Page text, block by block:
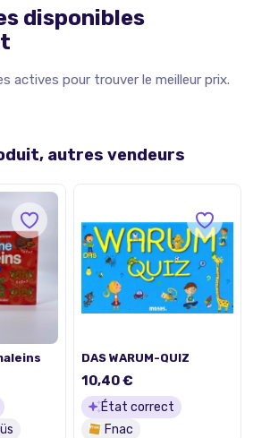
disponibles
actives pour trouver le meilleur prix.
autres vendeurs
DAS WARUM-QUIZ
10,40 €
État correct
Fnac